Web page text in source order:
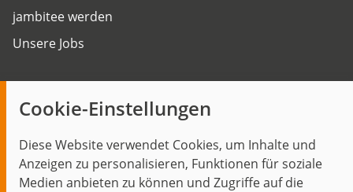
Cookie-Einstellungen
Diese Website verwendet Cookies, um Inhalte und
Anzeigen zu personalisieren, Funktionen für soziale
Medien anbieten zu können und Zugriffe auf die
jambitee werden
Unsere Jobs
Themen im Fokus
Events